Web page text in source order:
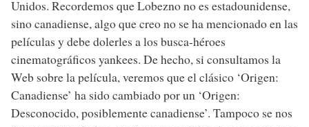
Unidos. Recordemos que Lobezno no es estadounidense,
sino canadiense, algo que creo no se ha mencionado en las
películas y debe dolerles a los busca-héroes
cinematográficos yankees. De hecho, si consultamos la
Web sobre la película, veremos que el clásico ‘Origen:
Canadiense’ ha sido cambiado por un ‘Origen:
Desconocido, posiblemente canadiense’. Tampoco se nos